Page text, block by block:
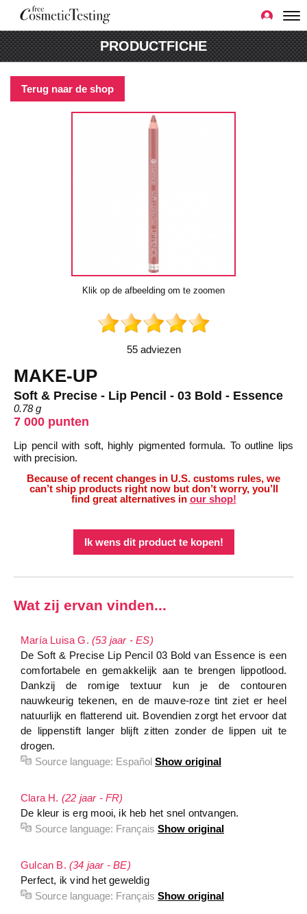
PRODUCTFICHE
Terug naar de shop
Klik op de afbeelding om te zoomen
55 adviezen
MAKE-UP
Soft & Precise - Lip Pencil - 03 Bold - Essence
0.78 g
7 000 punten
Lip pencil with soft, highly pigmented formula. To outline lips
with precision.
Because of recent changes in U.S. customs rules, we
can’t ship products right now but don’t worry, you’ll
find great alternatives in our shop!
Ik wens dit product te kopen!
Wat zij ervan vinden...
María Luisa G. (53 jaar - ES)
De Soft & Precise Lip Pencil 03 Bold van Essence is een
comfortabele en gemakkelijk aan te brengen lippotlood.
Dankzij de romige textuur kun je de contouren
nauwkeurig tekenen, en de mauve-roze tint ziet er heel
natuurlijk en flatterend uit. Bovendien zorgt het ervoor dat
de lippenstift langer blijft zitten zonder de lippen uit te
drogen.
Source language: Español Show original
Clara H. (22 jaar - FR)
De kleur is erg mooi, ik heb het snel ontvangen.
Source language: Français Show original
Gulcan B. (34 jaar - BE)
Perfect, ik vind het geweldig
Source language: Français Show original